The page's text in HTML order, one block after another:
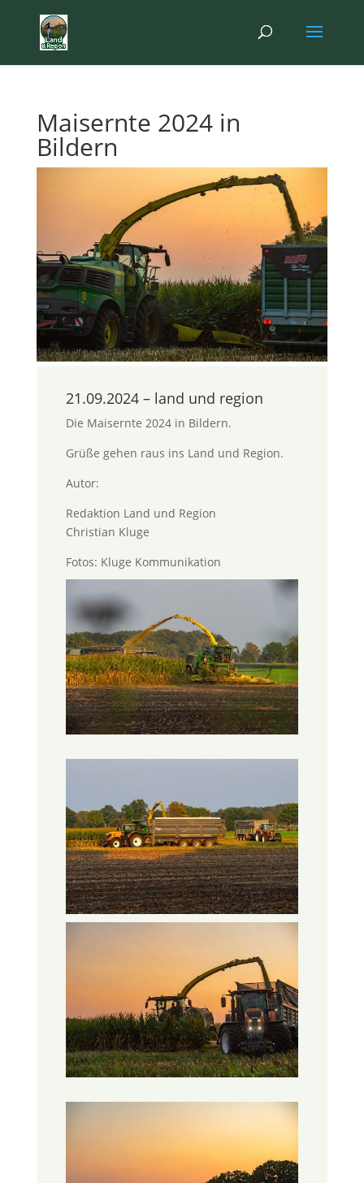
Maisernte 2024 in
Bildern
21.09.2024 – land und region
Die Maisernte 2024 in Bildern.
Grüße gehen raus ins Land und Region.
Autor:
Redaktion Land und Region
Christian Kluge
Fotos: Kluge Kommunikation